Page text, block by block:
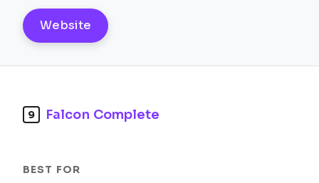
Website
9 Falcon Complete